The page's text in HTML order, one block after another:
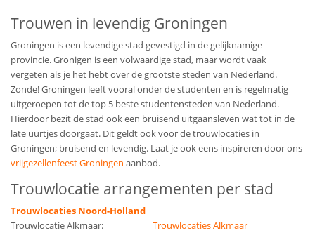
Trouwen in levendig Groningen
Groningen is een levendige stad gevestigd in de gelijknamige
provincie. Gronigen is een volwaardige stad, maar wordt vaak
vergeten als je het hebt over de grootste steden van Nederland.
Zonde! Groningen leeft vooral onder de studenten en is regelmatig
uitgeroepen tot de top 5 beste studentensteden van Nederland.
Hierdoor bezit de stad ook een bruisend uitgaansleven wat tot in de
late uurtjes doorgaat. Dit geldt ook voor de trouwlocaties in
Groningen; bruisend en levendig. Laat je ook eens inspireren door ons
vrijgezellenfeest Groningen aanbod.
Trouwlocatie arrangementen per stad
Trouwlocaties Noord-Holland
Trouwlocatie Alkmaar:
Trouwlocaties Alkmaar